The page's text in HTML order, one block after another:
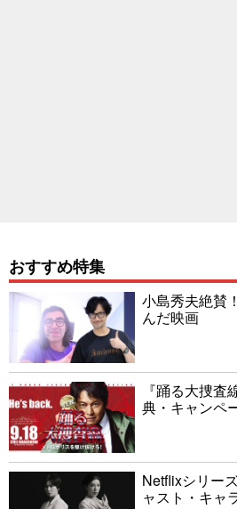
おすすめ特集
小島秀夫絶賛
んだ映画
『踊る大捜査
典・キャンペ
Netflixシリー
ャスト・キャ